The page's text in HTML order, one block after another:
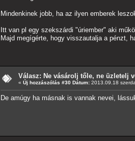
Mindenkinek jobb, ha az ilyen emberek
Itt van pl egy szekszárdi "úriember" aki
Majd megígérte, hogy visszautalja a pénzt,
Válasz: Ne vásárolj tőle, ne üzletelj
« Új hozzászólás #30 Dátum: 2013.09.18
De amúgy ha másnak is vannak nevei,